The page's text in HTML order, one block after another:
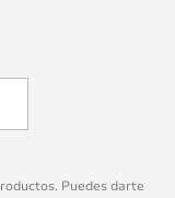
Puedes darte